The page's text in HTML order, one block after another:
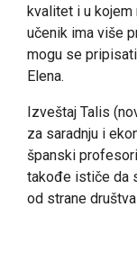
kvalitet i u
učenik ima više
mogu se
Elena.
Izveštaj Talis
za saradnju i
španski
takođe ističe da
od strane